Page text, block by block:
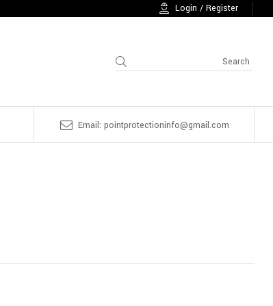
Login / Register
Email: pointprotectioninfo@gmail.com